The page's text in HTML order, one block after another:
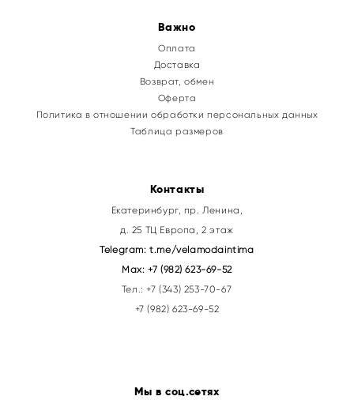
Важно
Оплата
Доставка
Возврат, обмен
Оферта
Политика в отношении обработки персональных данных
Таблица размеров
Контакты
Екатеринбург, пр. Ленина,
д. 25 ТЦ Европа, 2 этаж
Telegram:t.me/velamodaintima
Max:+7 (982) 623-69-52
Тел.:+7 (343) 253-70-67
+7 (982) 623-69-52
Мы в соц.сетях